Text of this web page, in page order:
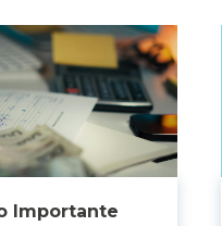
Importante